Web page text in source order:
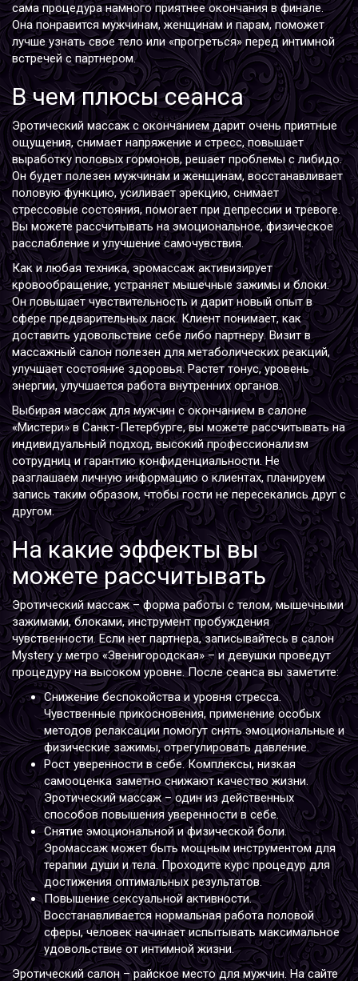
сама процедура намного приятнее окончания в финале.
Она понравится мужчинам, женщинам и парам, поможет
лучше узнать свое тело или «прогреться» перед интимной
встречей с партнером.
В чем плюсы сеанса
Эротический массаж с окончанием дарит очень приятные
ощущения, снимает напряжение и стресс, повышает
выработку половых гормонов, решает проблемы с либидо.
Он будет полезен мужчинам и женщинам, восстанавливает
половую функцию, усиливает эрекцию, снимает
стрессовые состояния, помогает при депрессии и тревоге.
Вы можете рассчитывать на эмоциональное, физическое
расслабление и улучшение самочувствия.
Как и любая техника, эромассаж активизирует
кровообращение, устраняет мышечные зажимы и блоки.
Он повышает чувствительность и дарит новый опыт в
сфере предварительных ласк. Клиент понимает, как
доставить удовольствие себе либо партнеру. Визит в
массажный салон полезен для метаболических реакций,
улучшает состояние здоровья. Растет тонус, уровень
энергии, улучшается работа внутренних органов.
Выбирая массаж для мужчин с окончанием в салоне
«Мистери» в Санкт-Петербурге, вы можете рассчитывать на
индивидуальный подход, высокий профессионализм
сотрудниц и гарантию конфиденциальности. Не
разглашаем личную информацию о клиентах, планируем
запись таким образом, чтобы гости не пересекались друг с
другом.
На какие эффекты вы
можете рассчитывать
Эротический массаж – форма работы с телом, мышечными
зажимами, блоками, инструмент пробуждения
чувственности. Если нет партнера, записывайтесь в салон
Mystery у метро «Звенигородская» – и девушки проведут
процедуру на высоком уровне. После сеанса вы заметите:
Снижение беспокойства и уровня стресса.
Чувственные прикосновения, применение особых
методов релаксации помогут снять эмоциональные и
физические зажимы, отрегулировать давление.
Рост уверенности в себе. Комплексы, низкая
самооценка заметно снижают качество жизни.
Эротический массаж – один из действенных
способов повышения уверенности в себе.
Снятие эмоциональной и физической боли.
Эромассаж может быть мощным инструментом для
терапии души и тела. Проходите курс процедур для
достижения оптимальных результатов.
Повышение сексуальной активности.
Восстанавливается нормальная работа половой
сферы, человек начинает испытывать максимальное
удовольствие от интимной жизни.
Эротический салон – райское место для мужчин. На сайте